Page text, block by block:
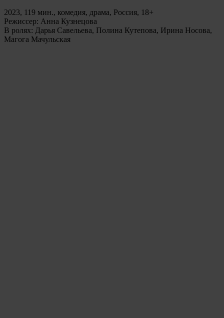
2023, 119 мин., комедия, драма, Россия, 18+
Режиссер: Анна Кузнецова
В ролях: Дарья Савельева, Полина Кутепова, Ирина Носова,
Магога Мачульская